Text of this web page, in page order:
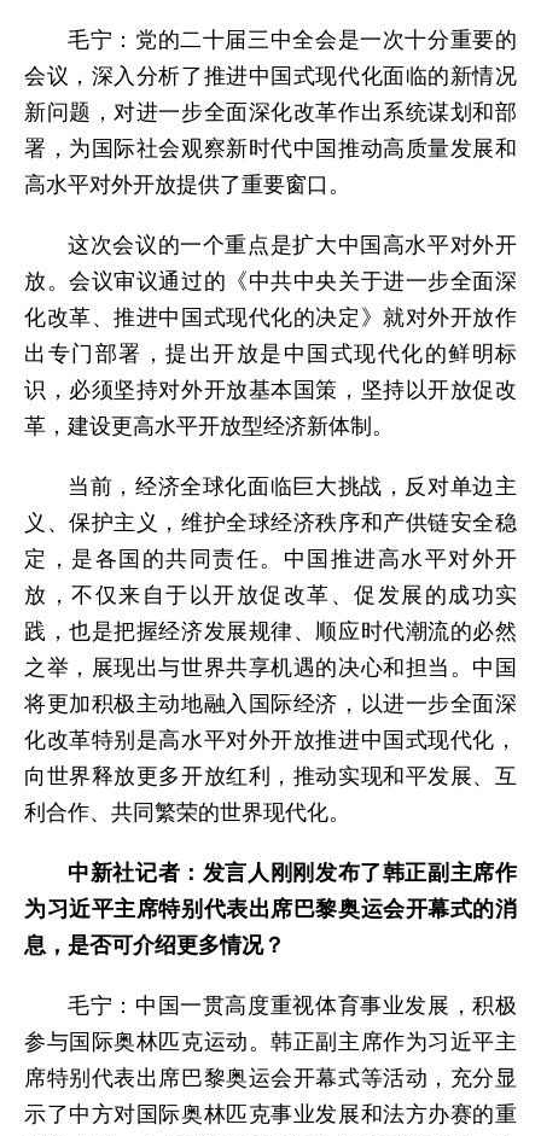
毛宁：党的二十届三中全会是一次十分重要的
会议，深入分析了推进中国式现代化面临的新情况
新问题，对进一步全面深化改革作出系统谋划和部
署，为国际社会观察新时代中国推动高质量发展和
高水平对外开放提供了重要窗口。
这次会议的一个重点是扩大中国高水平对外开
放。会议审议通过的《中共中央关于进一步全面深
化改革、推进中国式现代化的决定》就对外开放作
出专门部署，提出开放是中国式现代化的鲜明标
识，必须坚持对外开放基本国策，坚持以开放促改
革，建设更高水平开放型经济新体制。
当前，经济全球化面临巨大挑战，反对单边主
义、保护主义，维护全球经济秩序和产供链安全稳
定，是各国的共同责任。中国推进高水平对外开
放，不仅来自于以开放促改革、促发展的成功实
践，也是把握经济发展规律、顺应时代潮流的必然
之举，展现出与世界共享机遇的决心和担当。中国
将更加积极主动地融入国际经济，以进一步全面深
化改革特别是高水平对外开放推进中国式现代化，
向世界释放更多开放红利，推动实现和平发展、互
利合作、共同繁荣的世界现代化。
中新社记者： 发言人刚刚发布了韩正副主席作
为习近平主席特别代表出席巴黎奥运会开幕式的消
息，是否可介绍更多情况？
毛宁：中国一贯高度重视体育事业发展，积极
参与国际奥林匹克运动。韩正副主席作为习近平主
席特别代表出席巴黎奥运会开幕式等活动，充分显
示了中方对国际奥林匹克事业发展和法方办赛的重